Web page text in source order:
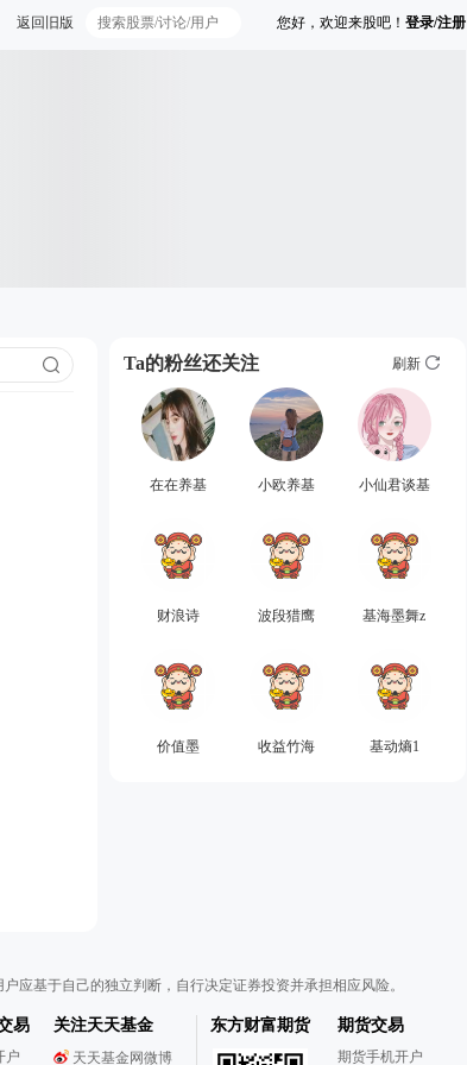
您好，欢迎来股吧！ 登录/注册
返回旧版
Ta的粉丝还关注 刷新
在在养基 小欧养基 小仙君谈基
财浪诗 波段猎鹰 基海墨舞z
价值墨 收益竹海 基动熵1
应基于自己的独立判断，自行决定证券投资并承担相应风险。
易
户
关注天天基金
天天基金网微博
东方财富期货 期货交易
期货手机开户